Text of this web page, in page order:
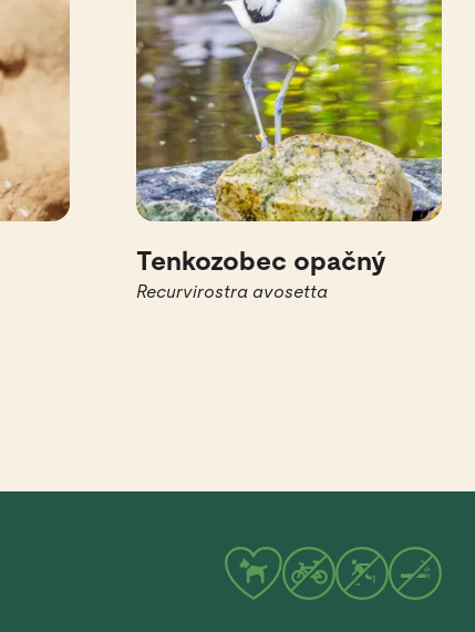
Tenkozobec opačný
Recurvirostra avosetta